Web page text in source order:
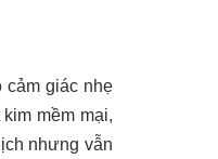
cảm giác nhẹ
mềm mại,
nhưng vẫn